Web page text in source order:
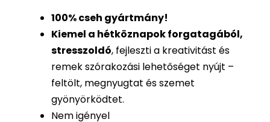
100%cseh gyártmány!
Kiemel a hétköznapok forgatagából,
stresszoldó, fejleszti a kreativitást és
remek szórakozási lehetőséget nyújt –
feltölt, megnyugtat és szemet
gyönyörködtet.
Nem igényel